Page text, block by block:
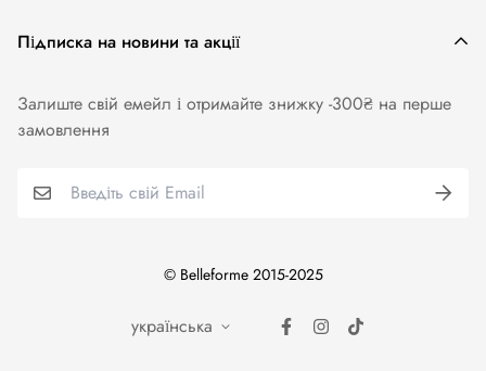
Жіноча білизна
Купальники
Колготи. Панчохи. Шкарпетки
Підписка на новини та акції
Залиште свій емейл і отримайте знижку -300₴ на перше
замовлення
© Belleforme 2015-2025
українська